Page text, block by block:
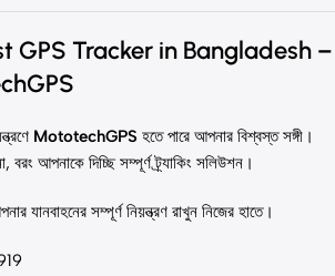
GPS Tracker in Bangladesh –
MototechGPS হতে পারে আপনার বিশ্বস্ত সঙ্গী।
বরং আপনাকে দিচ্ছি সম্পূর্ণ ট্র্যাকিং সলিউশন।
সম্পূর্ণ নিয়ন্ত্রণ রাখুন নিজের হাতে।